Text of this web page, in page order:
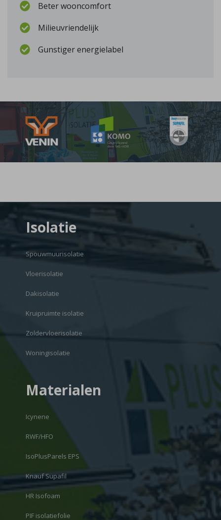
Beter wooncomfort
Milieuvriendelijk
Gunstiger energielabel
Isolatie
Spouwmuurisolatie
Vloerisolatie
Dakisolatie
Kruipruimte isolatie
Zoldervloerisolatie
Woningisolatie
Materialen
Icynene
RWF/HFO
IsoPlusParels EPS
Knauf Supafil
HR Isofoam
PIF isolatiefolie